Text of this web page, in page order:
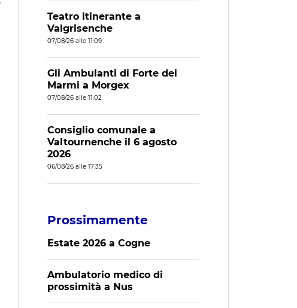
Teatro itinerante a
Valgrisenche
07/08/26 alle 11:09
Gli Ambulanti di Forte dei
Marmi a Morgex
07/08/26 alle 11:02
Consiglio comunale a
Valtournenche il 6 agosto
2026
06/08/26 alle 17:35
Prossimamente
Estate 2026 a Cogne
Ambulatorio medico di
prossimità a Nus